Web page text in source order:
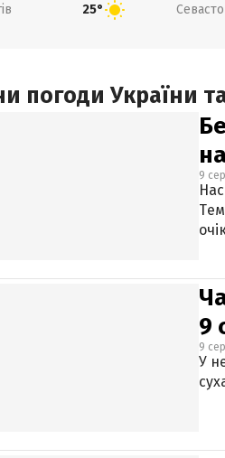
25°
погоди України та
9
9
9
У